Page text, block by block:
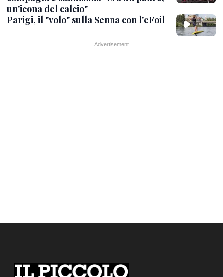
un'icona del calcio"
Parigi, il "volo" sulla Senna con l'eFoil